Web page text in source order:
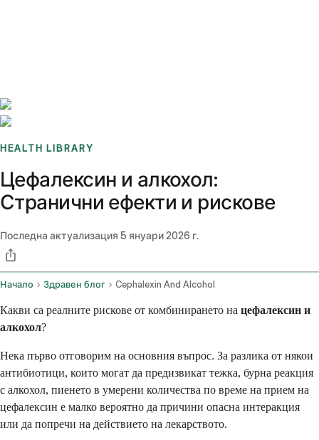
HEALTH LIBRARY
Цефалексин и алкохол:
Странични ефекти и рискове
Последна актуализация 5 януари 2026 г.
Начало Здравен блог Cephalexin And Alcohol
Какви са реалните рискове от комбинирането на цефалексин и
алкохол?
Нека първо отговорим на основния въпрос. За разлика от някои
антибиотици, които могат да предизвикат тежка, бурна реакция
с алкохол, пиенето в умерени количества по време на прием на
цефалексин е малко вероятно да причини опасна интеракция
или да попречи на действието на лекарството.